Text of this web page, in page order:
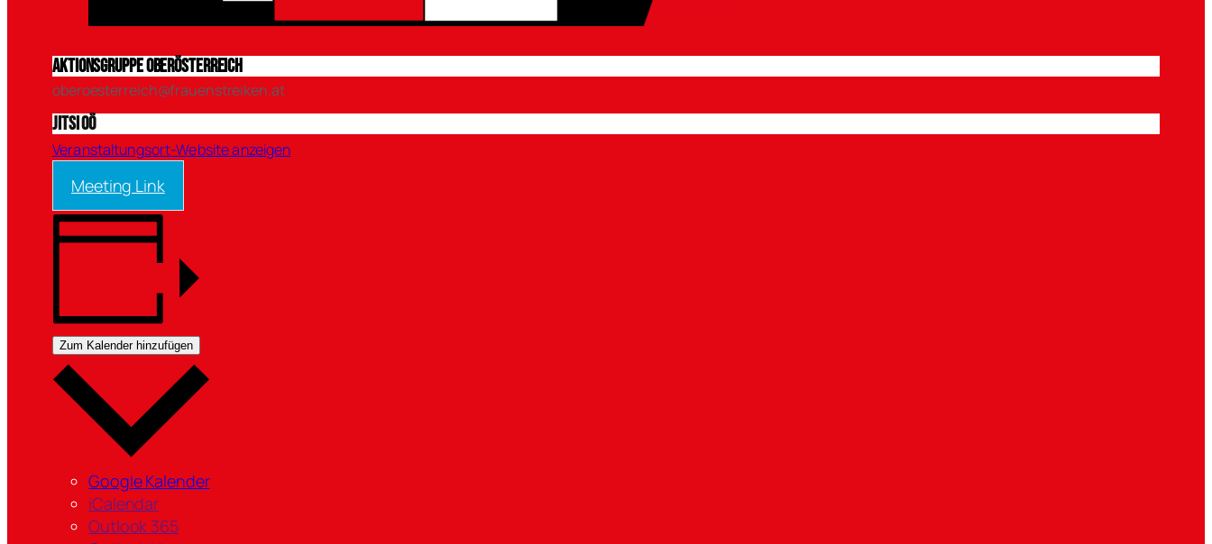
Aktionsgruppe Oberösterreich
oberoesterreich@frauenstreiken.at
Jitsi OÖ
Veranstaltungsort-Website anzeigen
Meeting Link
Zum Kalender hinzufügen
Google Kalender
iCalendar
Outlook 365